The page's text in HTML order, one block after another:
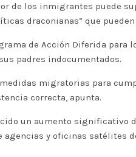
de los inmigrantes puede
draconianas” que pueden
de Acción Diferida para
padres indocumentados.
migratorias para
correcta, apunta.
un aumento
y oficinas satélites